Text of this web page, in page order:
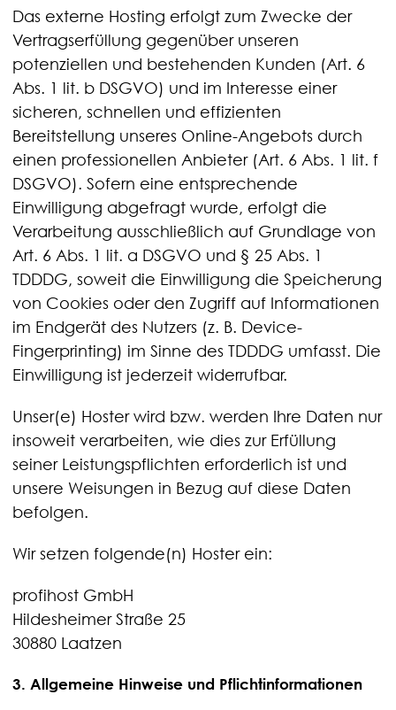
Das externe Hosting erfolgt zum Zwecke der
Vertragserfüllung gegenüber unseren
potenziellen und bestehenden Kunden (Art. 6
Abs. 1 lit. b DSGVO) und im Interesse einer
sicheren, schnellen und effizienten
Bereitstellung unseres Online-Angebots durch
einen professionellen Anbieter (Art. 6 Abs. 1 lit. f
DSGVO). Sofern eine entsprechende
Einwilligung abgefragt wurde, erfolgt die
Verarbeitung ausschließlich auf Grundlage von
Art. 6 Abs. 1 lit. a DSGVO und § 25 Abs. 1
TDDDG, soweit die Einwilligung die Speicherung
von Cookies oder den Zugriff auf Informationen
im Endgerät des Nutzers (z. B. Device-
Fingerprinting) im Sinne des TDDDG umfasst. Die
Einwilligung ist jederzeit widerrufbar.
Unser(e) Hoster wird bzw. werden Ihre Daten nur
insoweit verarbeiten, wie dies zur Erfüllung
seiner Leistungspflichten erforderlich ist und
unsere Weisungen in Bezug auf diese Daten
befolgen.
Wir setzen folgende(n) Hoster ein:
profihost GmbH
Hildesheimer Straße 25
30880 Laatzen
3. Allgemeine Hinweise und Pflicht­informationen